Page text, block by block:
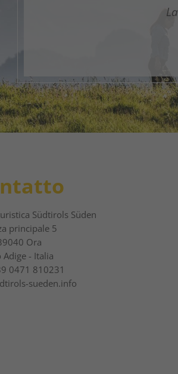
Il tuo assistente
Südtirols Süden
principale 5
Ora
Adige - Italia
0471 810231
sueden.info